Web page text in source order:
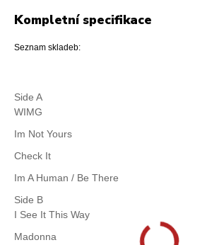
Kompletní specifikace
Seznam skladeb:
Side A
WIMG
Im Not Yours
Check It
Im A Human / Be There
Side B
I See It This Way
Madonna